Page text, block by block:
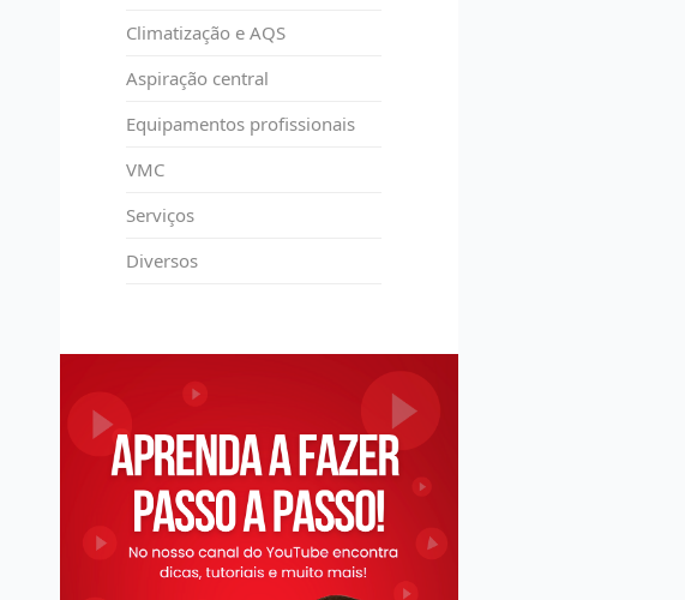
Climatização e AQS
Aspiração central
Equipamentos profissionais
VMC
Serviços
Diversos